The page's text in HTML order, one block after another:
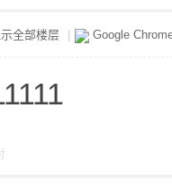
全部楼层 Google